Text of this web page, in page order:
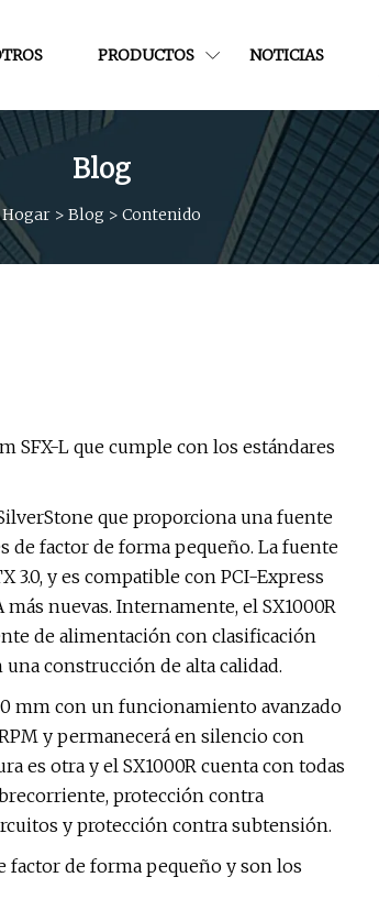
PRODUCTOS NOTICIAS
Blog
Hogar> Blog > Contenido
SFX-L que cumple con los estándares
que proporciona una fuente
de factor de forma pequeño. La fuente
3.0, y es compatible con PCI-Express
nuevas. Internamente, el SX1000R
de alimentación con clasificación
construcción de alta calidad.
mm con un funcionamiento avanzado
y permanecerá en silencio con
es otra y el SX1000R cuenta con todas
protección contra
y protección contra subtensión.
factor de forma pequeño y son los